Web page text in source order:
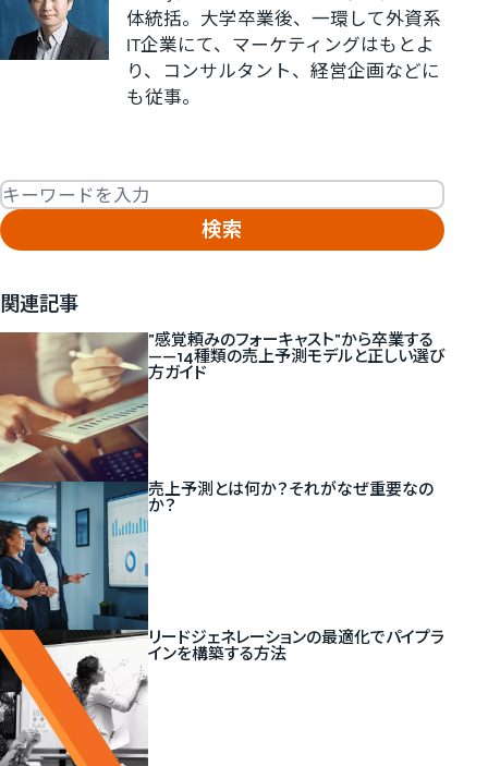
体統括。大学卒業後、一環して外資系
IT企業にて、マーケティングはもとよ
り、コンサルタント、経営企画などに
も従事。
Fulltext search
関連記事
"感覚頼みのフォーキャスト"から卒業する
——14種類の売上予測モデルと正しい選び
方ガイド
新しいタブで開く
売上予測とは何か？それがなぜ重要なの
か？
リードジェネレーションの最適化でパイプラ
インを構築する方法